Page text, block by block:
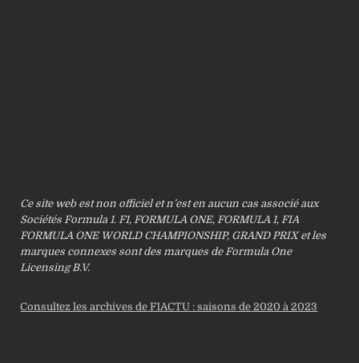
Ce site web est non officiel et n’est en aucun cas associé aux
Sociétés Formula 1. F1, FORMULA ONE, FORMULA 1, FIA
FORMULA ONE WORLD CHAMPIONSHIP, GRAND PRIX et les
marques connexes sont des marques de Formula One
Licensing B.V.
Consultez les archives de F1ACTU : saisons de 2020 à 2023